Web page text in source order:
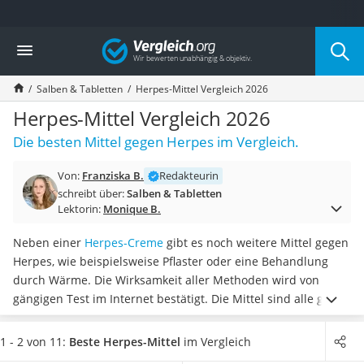
Die beliebtesten Vergleiche nach Kategorie
Drogerie
Inhalator
Haarschneider
Rollator
Braun Rasierer
Katzenklappe (Chip)
Masturbator
Massagepistole
Reisehaartrockner
Eiweißpulver
Magnesiumpräparat
Katzenklappe
Nackenmassagegerät
Zeckenschutz Katze
Vergleich
Salben & Tabletten Herpes-Mittel Vergleich 2026
Herpes-Mittel Vergleich 2026
Die besten Mittel gegen Herpes im Vergleich.
Von: Franziska B.
Redakteurin
schreibt über:Salben & Tabletten
Lektorin: Monique B.
Neben einer Herpes-Creme gibt es noch weitere Mittel gegen
Herpes, wie beispielsweise Pflaster oder eine Behandlung
durch Wärme. Die Wirksamkeit aller Methoden wird von
gängigen Test im Internet bestätigt. Die Mittel sind alle gut
für unterwegs geeignet,da sie in kleinen Tuben oder
Packungen angeboten werden. Wählen Sie jetzt aus unserer
1 - 2 von 11: Beste Herpes-Mittel im Vergleich